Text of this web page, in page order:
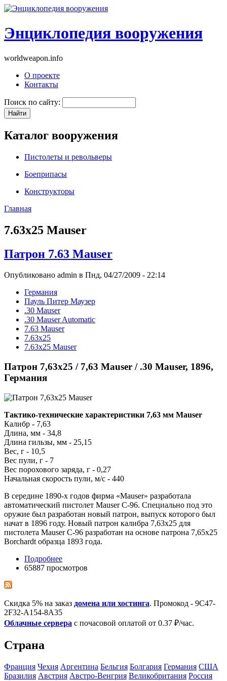
Энциклопедия вооружения
worldweapon.info
О проекте
Контакты
Поиск по сайту:
Каталог вооружения
Пистолеты и револьверы
Боеприпасы
Конструкторы
Главная
7.63x25 Mauser
Патрон 7.63 Mauser
Опубликовано admin в Пнд, 04/27/2009 - 22:14
Германия
Пауль Питер Маузер
.30 Mauser
.30 Mauser Automatic
7.63 Mauser
7.63x25
7.63x25 Mauser
Патрон 7,63x25 / 7,63 Mauser / .30 Mauser, 1896,
Германия
Тактико-технические характеристики 7,63 мм Mauser
Калибр - 7,63
Длина, мм - 34,8
Длина гильзы, мм - 25,15
Вес, г - 10,5
Вес пули, г - 7
Вес порохового заряда, г - 0,27
Начальная скорость пули, м/с - 440
В середине 1890-х годов фирма «Mauser» разработала
автоматический пистолет Mauser C-96. Специально под это
оружие был разработан новый патрон, выпуск которого был
начат в 1896 году. Новый патрон калибра 7,63x25 для
пистолета Mauser C-96 разработан на основе патрона 7,65x25
Borchardt образца 1893 года.
Подробнее
65887 просмотров
Скидка 5% на заказ домена или хостинга. Промокод - 9C47-
2F32-A154-8A35
Облачные сервера с почасовой оплатой от 0.37 ₽/час.
Страна
Франция Чехия Аргентина Бельгия Болгария Германия США
Бразилия Австрия Австро-Венгрия Великобритания Росcия